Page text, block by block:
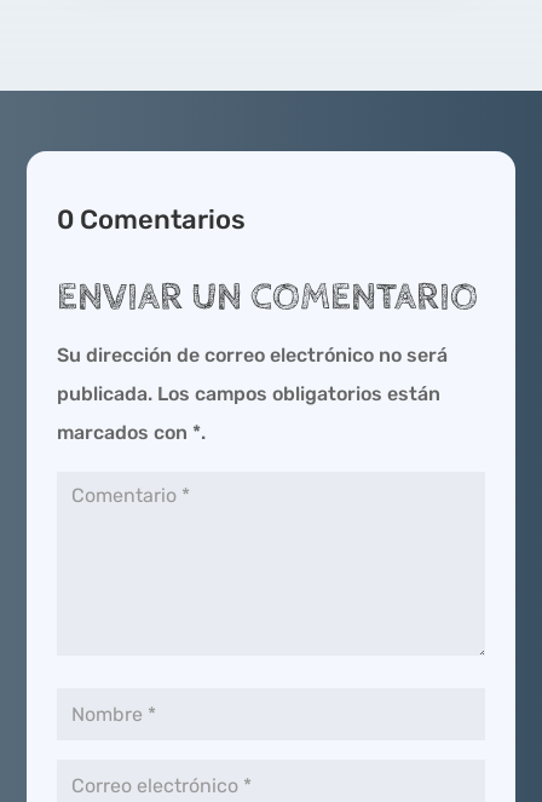
0 Comentarios
ENVIAR UN COMENTARIO
Su dirección de correo electrónico no será
publicada. Los campos obligatorios están
marcados con *.